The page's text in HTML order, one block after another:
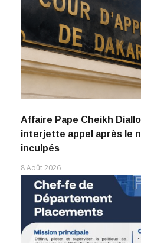
Affaire Pape Cheikh
interjette appel après le
inculpés
8 Août 2026